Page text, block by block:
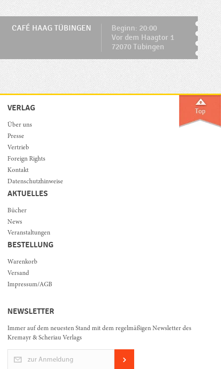
CAFÉ HAAG TÜBINGEN
Beginn: 20:00
Vor dem Haagtor 1
72070 Tübingen
VERLAG
Über uns
Presse
Vertrieb
Foreign Rights
Kontakt
Datenschutzhinweise
AKTUELLES
Bücher
News
Veranstaltungen
BESTELLUNG
Warenkorb
Versand
Impressum/AGB
NEWSLETTER
Immer auf dem neuesten Stand mit dem regelmäßigen Newsletter des
Kremayr & Scheriau Verlags
zur Anmeldung